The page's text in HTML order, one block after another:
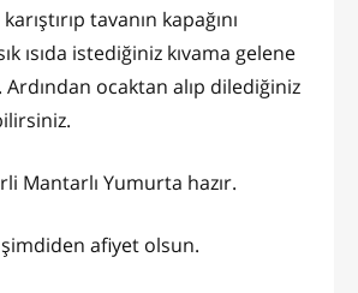
tavanın kapağını
ısıda istediğiniz kıvama gelene
ocaktan alıp dilediğiniz
Mantarlı Yumurta hazır.
afiyet olsun.